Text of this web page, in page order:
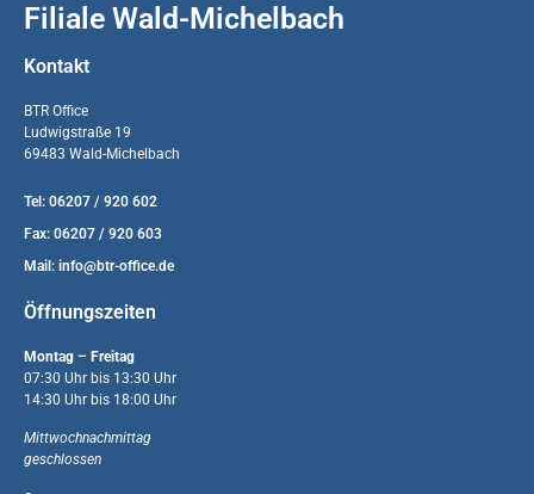
Filiale Wald-Michelbach
Kontakt
BTR Office
Ludwigstraße 19
69483 Wald-Michelbach
Tel: 06207 / 920 602
Fax: 06207 / 920 603
Mail: info@btr-office.de
Öffnungszeiten
Montag – Freitag
07:30 Uhr bis 13:30 Uhr
14:30 Uhr bis 18:00 Uhr
Mittwochnachmittag
geschlossen